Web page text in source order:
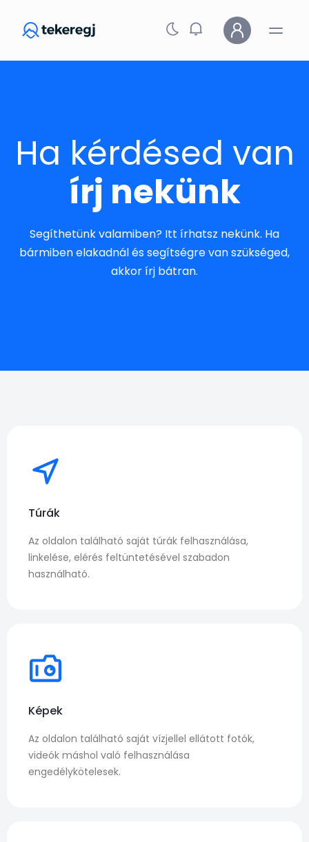
Ha kérdésed van
írj nekünk
Segíthetünk valamiben? Itt írhatsz nekünk. Ha
bármiben elakadnál és segítségre van szükséged,
akkor írj bátran.
Túrák
Az oldalon található saját túrák felhasználása,
linkelése, elérés feltüntetésével szabadon
használható.
Képek
Az oldalon található saját vízjellel ellátott fotók,
videók máshol való felhasználása
engedélykötelesek.